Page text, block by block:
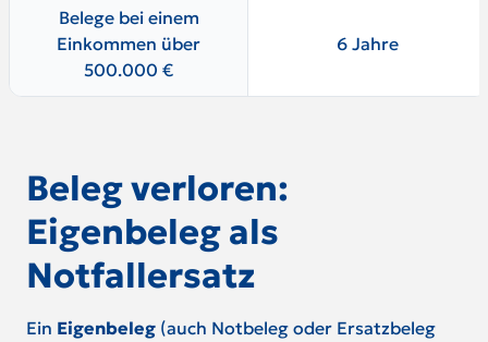
Belege bei einem
Einkommen über
500.000 €
6 Jahre
Beleg verloren:
Eigenbeleg als
Notfallersatz
Ein Eigenbeleg (auch Notbeleg oder Ersatzbeleg